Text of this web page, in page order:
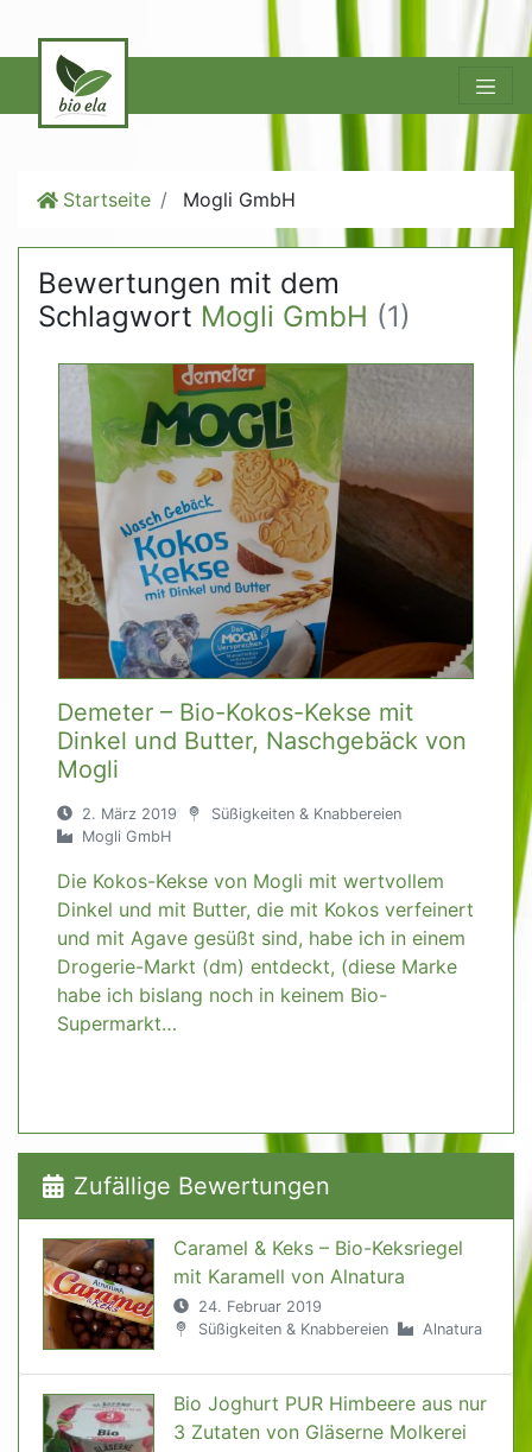
Startseite Mogli GmbH
Bewertungen mit dem
Schlagwort Mogli GmbH (1)
Demeter – Bio-Kokos-Kekse mit
Dinkel und Butter, Naschgebäck von
Mogli
2. März 2019
Süßigkeiten & Knabbereien
Mogli GmbH
Die Kokos-Kekse von Mogli mit wertvollem
Dinkel und mit Butter, die mit Kokos verfeinert
und mit Agave gesüßt sind, habe ich in einem
Drogerie-Markt (dm) entdeckt, (diese Marke
habe ich bislang noch in keinem Bio-
Supermarkt…
Zufällige Bewertungen
Caramel & Keks – Bio-Keksriegel
mit Karamell von Alnatura
24. Februar 2019
Süßigkeiten & Knabbereien
Alnatura
Bio Joghurt PUR Himbeere aus nur
3 Zutaten von Gläserne Molkerei